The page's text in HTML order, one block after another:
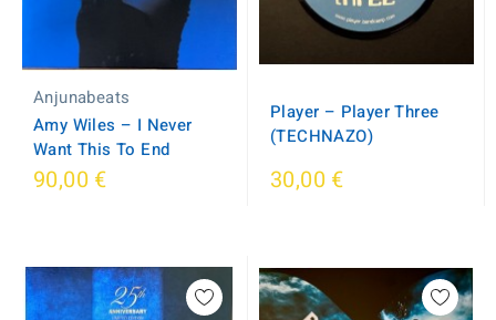
Anjunabeats
Amy Wiles ‎– I Never
Want This To End
90,00 €
Player – Player Three
(TECHNAZO)
30,00 €